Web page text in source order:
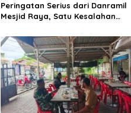
Peringatan Serius dari Danramil
Mesjid Raya, Satu Kesalahan
hingga Satuan